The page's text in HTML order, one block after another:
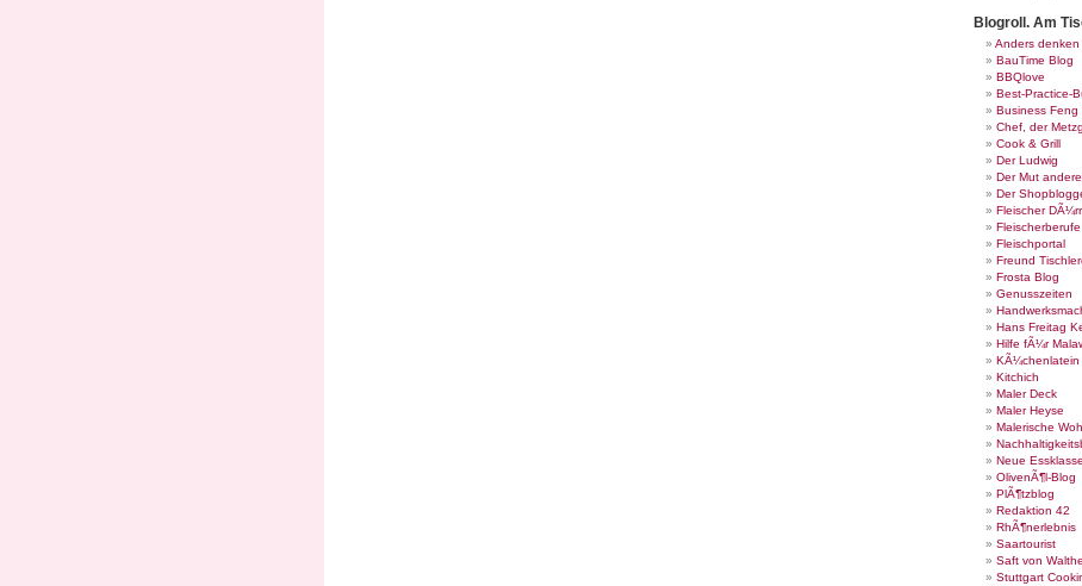
Blogroll. Am
Anders denken
BauTime Blog
BBQlove
Best-Practice-
Business Feng
Chef, der
Cook & Grill
Der Ludwig
Der Mut
Der
Fleischer
Fleischerberufe
Fleischportal
Freund
Frosta Blog
Genusszeiten
Hans Freitag
Hilfe fÃ¼r
KÃ¼chenlatein
Kitchich
Maler Deck
Maler Heyse
Malerische
Neue Essklasse
OlivenÃ¶l-Blog
PlÃ¶tzblog
Redaktion 42
RhÃ¶nerlebnis
Saartourist
Saft von
Stuttgart